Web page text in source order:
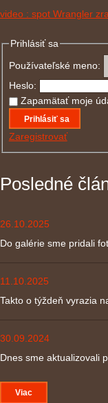
video : spot Wrangler
Prihlásiť sa
Používateľské meno:
Heslo:
Zapamätať moje
Prihlásiť sa
Zaregistrovať
Posledné
26.10.2025
Do galérie sme pridali
11.10.2025
Takto o týždeň vyrazia
30.09.2024
Dnes sme aktualizovali
Viac